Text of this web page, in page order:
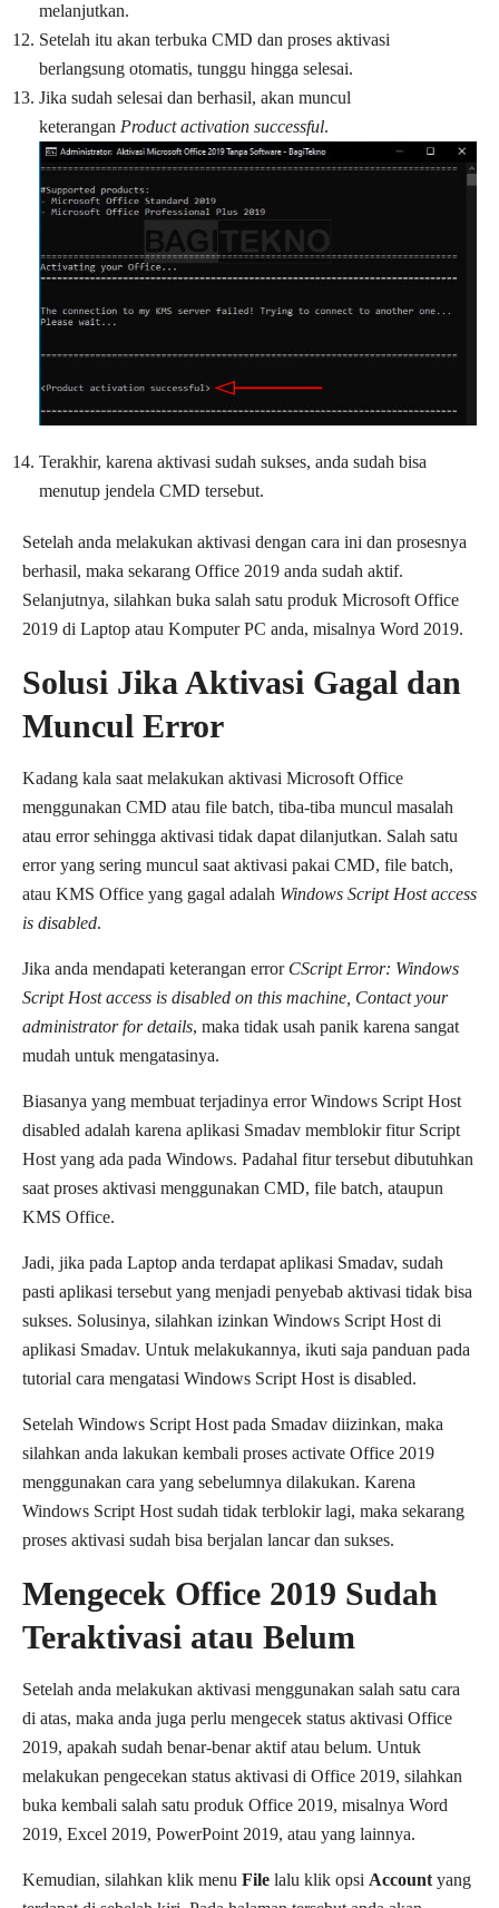
melanjutkan.
Setelah itu akan terbuka CMD dan proses aktivasi
berlangsung otomatis, tunggu hingga selesai.
Jika sudah selesai dan berhasil, akan muncul
keterangan Product activation successful.
Terakhir, karena aktivasi sudah sukses, anda sudah bisa
menutup jendela CMD tersebut.
Setelah anda melakukan aktivasi dengan cara ini dan prosesnya
berhasil, maka sekarang Office 2019 anda sudah aktif.
Selanjutnya, silahkan buka salah satu produk Microsoft Office
2019 di Laptop atau Komputer PC anda, misalnya Word 2019.
Solusi Jika Aktivasi Gagal dan
Muncul Error
Kadang kala saat melakukan aktivasi Microsoft Office
menggunakan CMD atau file batch, tiba-tiba muncul masalah
atau error sehingga aktivasi tidak dapat dilanjutkan. Salah satu
error yang sering muncul saat aktivasi pakai CMD, file batch,
atau KMS Office yang gagal adalah Windows Script Host access
is disabled.
Jika anda mendapati keterangan error CScript Error: Windows
Script Host access is disabled on this machine, Contact your
administrator for details, maka tidak usah panik karena sangat
mudah untuk mengatasinya.
Biasanya yang membuat terjadinya error Windows Script Host
disabled adalah karena aplikasi Smadav memblokir fitur Script
Host yang ada pada Windows. Padahal fitur tersebut dibutuhkan
saat proses aktivasi menggunakan CMD, file batch, ataupun
KMS Office.
Jadi, jika pada Laptop anda terdapat aplikasi Smadav, sudah
pasti aplikasi tersebut yang menjadi penyebab aktivasi tidak bisa
sukses. Solusinya, silahkan izinkan Windows Script Host di
aplikasi Smadav. Untuk melakukannya, ikuti saja panduan pada
tutorial cara mengatasi Windows Script Host is disabled.
Setelah Windows Script Host pada Smadav diizinkan, maka
silahkan anda lakukan kembali proses activate Office 2019
menggunakan cara yang sebelumnya dilakukan. Karena
Windows Script Host sudah tidak terblokir lagi, maka sekarang
proses aktivasi sudah bisa berjalan lancar dan sukses.
Mengecek Office 2019 Sudah
Teraktivasi atau Belum
Setelah anda melakukan aktivasi menggunakan salah satu cara
di atas, maka anda juga perlu mengecek status aktivasi Office
2019, apakah sudah benar-benar aktif atau belum. Untuk
melakukan pengecekan status aktivasi di Office 2019, silahkan
buka kembali salah satu produk Office 2019, misalnya Word
2019, Excel 2019, PowerPoint 2019, atau yang lainnya.
Kemudian, silahkan klik menu File lalu klik opsi Account yang